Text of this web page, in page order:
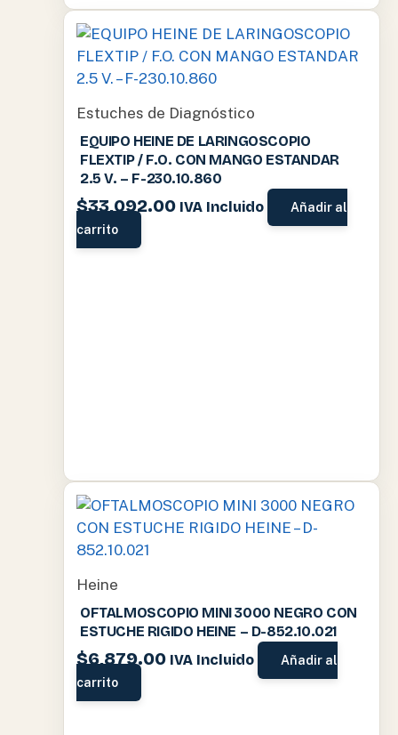
Estuches de Diagnóstico
EQUIPO HEINE DE LARINGOSCOPIO
FLEXTIP / F.O. CON MANGO ESTANDAR
2.5 V. – F-230.10.860
$33,092.00 IVA Incluido
Añadir al
carrito
Heine
OFTALMOSCOPIO MINI 3000 NEGRO CON
ESTUCHE RIGIDO HEINE – D-852.10.021
$6,879.00 IVA Incluido
Añadir al
carrito